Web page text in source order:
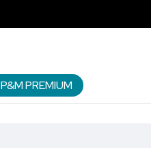
P&M PREMIUM